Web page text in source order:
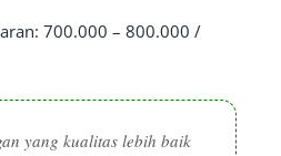
700.000 – 800.000 /
yang kualitas lebih baik